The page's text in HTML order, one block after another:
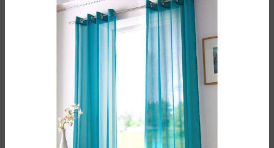
پارچه این محصول از الیاف طبیعی نخ کتان بوده که در کنار
نرمی و لطافت از طول عمر بالایی برخوردار است. پارچه آن اصل
ترک بوده و توسط شرکت سوین دوخت و بسته بندی می شود.
تمام نخ بودن پارچه این سرویس ملحفه یک نفره باعث
شفافیت چاپ آن شده و ثبات رنگی بالایی در استفاده طولانی